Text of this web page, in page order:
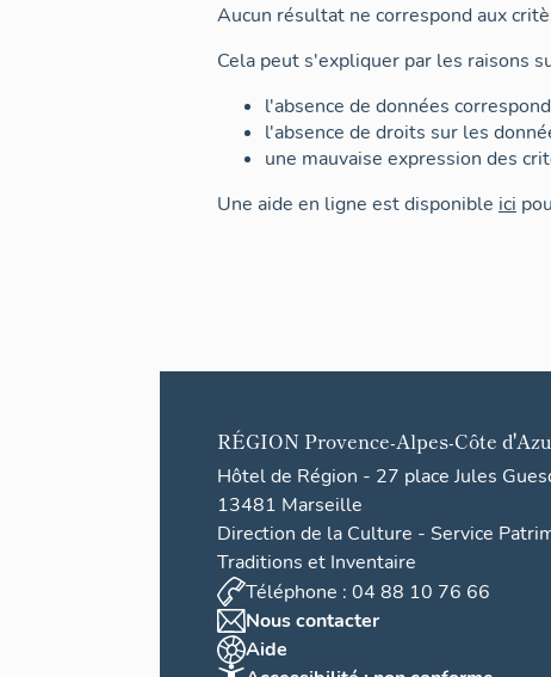
Aucun résultat ne correspond aux
Cela peut s'expliquer par les raisons
l'absence de données
l'absence de droits sur les
une mauvaise expression des
Une aide en ligne est disponible ici
RÉGION Provence-Alpes-Côte
Hôtel de Région - 27 place Jules
13481 Marseille
Direction de la Culture - Service
Traditions et Inventaire
Téléphone : 04 88 10 76 66
Nous contacter
Aide